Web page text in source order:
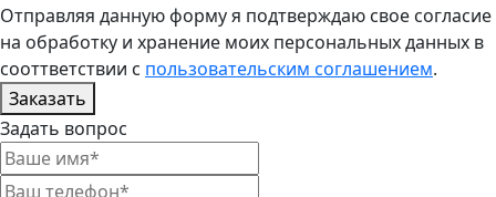
Отправляя данную форму я подтверждаю свое согласие
на обработку и хранение моих персональных данных в
сооттветствии с пользовательским соглашением.
Заказать
Задать вопрос